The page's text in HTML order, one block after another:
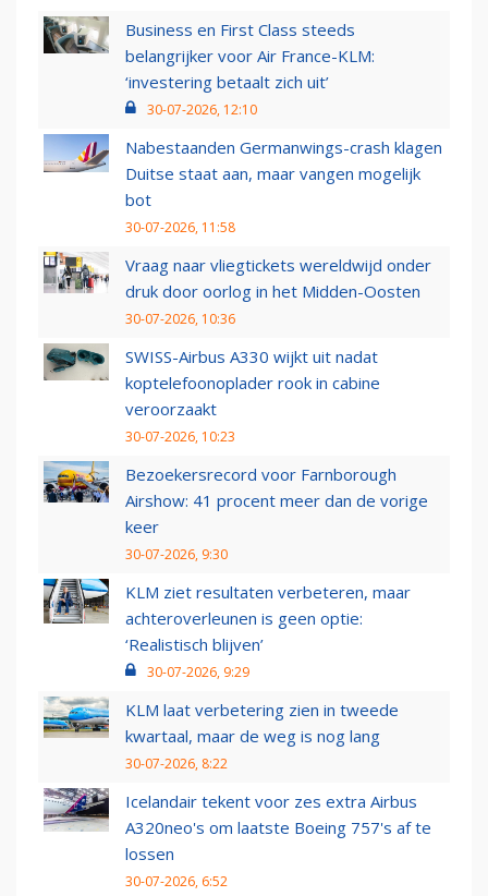
Business en First Class steeds
belangrijker voor Air France-KLM:
‘investering betaalt zich uit’
30-07-2026, 12:10
Nabestaanden Germanwings-crash klagen
Duitse staat aan, maar vangen mogelijk
bot
30-07-2026, 11:58
Vraag naar vliegtickets wereldwijd onder
druk door oorlog in het Midden-Oosten
30-07-2026, 10:36
SWISS-Airbus A330 wijkt uit nadat
koptelefoonoplader rook in cabine
veroorzaakt
30-07-2026, 10:23
Bezoekersrecord voor Farnborough
Airshow: 41 procent meer dan de vorige
keer
30-07-2026, 9:30
KLM ziet resultaten verbeteren, maar
achteroverleunen is geen optie:
‘Realistisch blijven’
30-07-2026, 9:29
KLM laat verbetering zien in tweede
kwartaal, maar de weg is nog lang
30-07-2026, 8:22
Icelandair tekent voor zes extra Airbus
A320neo's om laatste Boeing 757's af te
lossen
30-07-2026, 6:52